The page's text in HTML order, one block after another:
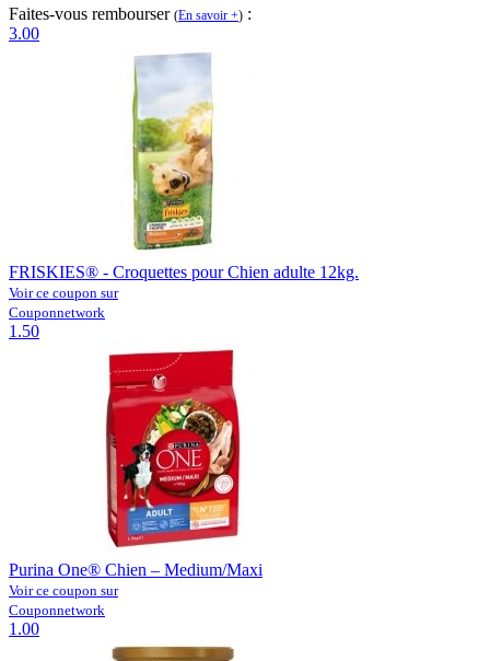
Faites-vous rembourser (En savoir +) :
3.00
FRISKIES® - Croquettes pour Chien adulte 12kg.
Voir ce coupon sur
Couponnetwork
1.50
Purina One® Chien – Medium/Maxi
Voir ce coupon sur
Couponnetwork
1.00